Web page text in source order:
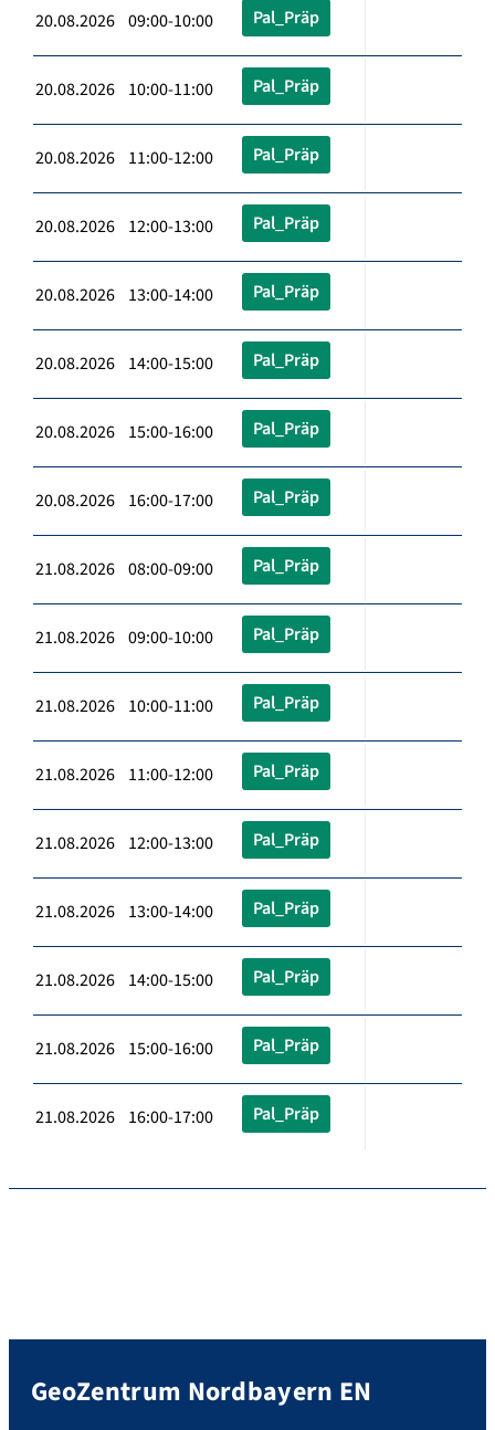
20.08.2026 09:00-10:00 Pal_Präp
20.08.2026 10:00-11:00 Pal_Präp
20.08.2026 11:00-12:00 Pal_Präp
20.08.2026 12:00-13:00 Pal_Präp
20.08.2026 13:00-14:00 Pal_Präp
20.08.2026 14:00-15:00 Pal_Präp
20.08.2026 15:00-16:00 Pal_Präp
20.08.2026 16:00-17:00 Pal_Präp
21.08.2026 08:00-09:00 Pal_Präp
21.08.2026 09:00-10:00 Pal_Präp
21.08.2026 10:00-11:00 Pal_Präp
21.08.2026 11:00-12:00 Pal_Präp
21.08.2026 12:00-13:00 Pal_Präp
21.08.2026 13:00-14:00 Pal_Präp
21.08.2026 14:00-15:00 Pal_Präp
21.08.2026 15:00-16:00 Pal_Präp
21.08.2026 16:00-17:00 Pal_Präp
GeoZentrum Nordbayern EN